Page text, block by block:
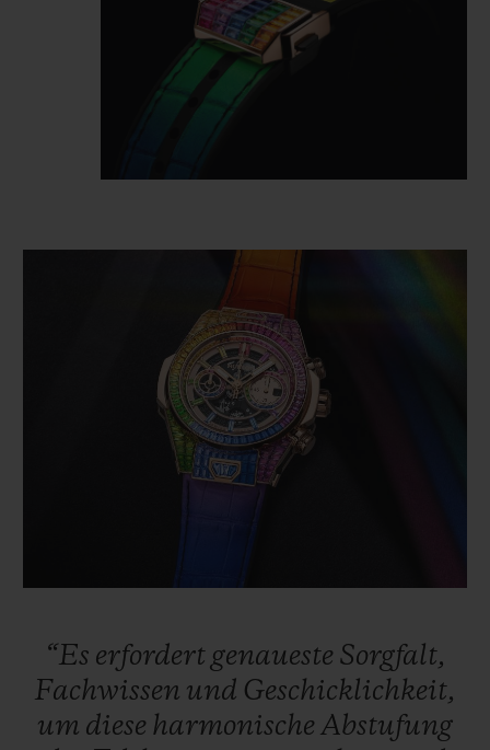
“Es erfordert genaueste Sorgfalt,
Fachwissen und Geschicklichkeit,
um diese harmonische Abstufung